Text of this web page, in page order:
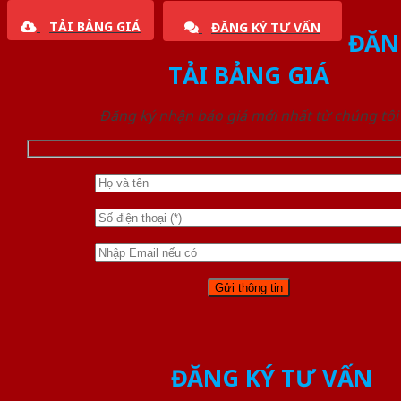
TẢI BẢNG GIÁ ĐĂNG KÝ TƯ VẤN
TẢI BẢNG GIÁ
Đăng ký nhận báo giá mới nhất từ chúng tôi
ĐĂNG KÝ TƯ VẤN